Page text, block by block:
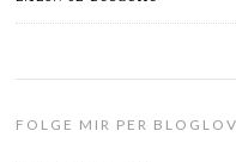
FOLGE MIR PER